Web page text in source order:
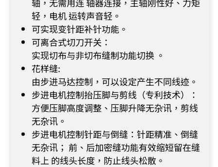
轻，电机 运转声音轻。
可实现变针距补针功能。
可离合式切刀开关：
实现切布与非切布缝制功能切换 。
花样缝:
由步进马达控制，可以设定产生不同线迹。
步进电机控制抬压脚与剪线（专利技术）：
方便压脚高度调整、压脚升降无杂讯，剪线
无杂讯。
步进电机控制针距与倒缝：针距精准、倒缝
无杂讯； 前、后加密缝功能有效缩短留在缝
料上 的线头长度，防止线头松散。